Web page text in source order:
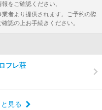
をご確認ください。
者より提供されます。ご予約の際
認の上お手続きください。
フレ荘
見る